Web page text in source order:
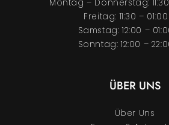
Montag – Donnerstag:
Freitag: 11:30 –
Samstag: 12:00 –
Sonntag: 12:00 –
ÜBER UNS
Über Uns